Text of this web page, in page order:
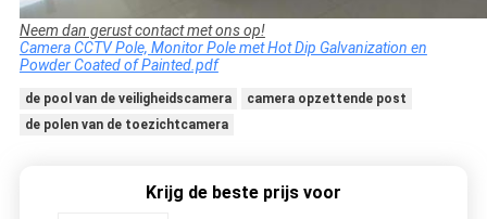
Neem dan gerust contact met ons op!
Camera CCTV Pole, Monitor Pole met Hot Dip Galvanization en
Powder Coated of Painted.pdf
de pool van de veiligheidscamera
camera opzettende post
de polen van de toezichtcamera
Krijg de beste prijs voor